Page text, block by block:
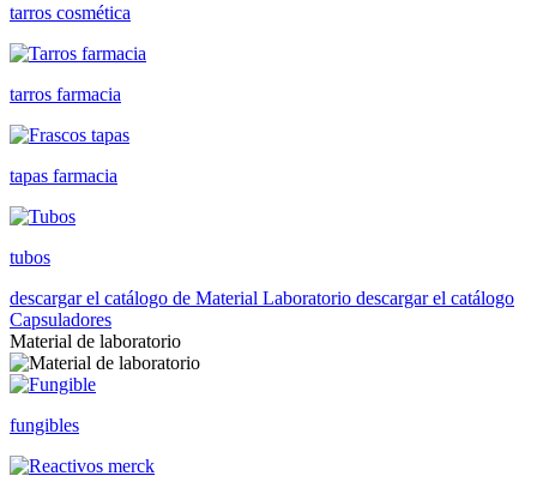
tarros cosmética
tarros farmacia
tapas farmacia
tubos
descargar el catálogo de Material Laboratorio descargar el catálogo
Capsuladores
Material de laboratorio
fungibles